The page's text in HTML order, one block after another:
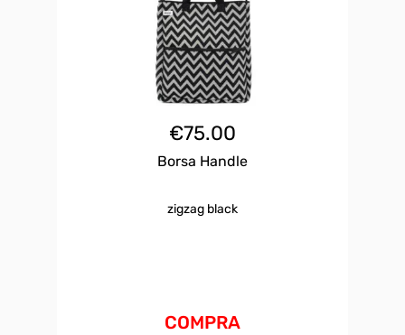
€75.00
Borsa Handle
zigzag black
COMPRA